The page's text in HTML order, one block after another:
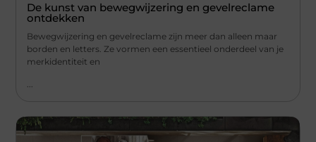
De kunst van bewegwijzering en gevelreclame
ontdekken
Bewegwijzering en gevelreclame zijn meer dan alleen maar
borden en letters. Ze vormen een essentieel onderdeel van je
merkidentiteit en
...